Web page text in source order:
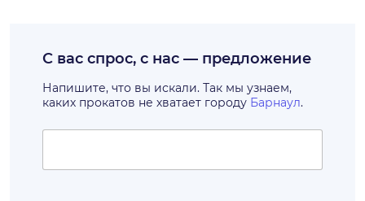
С вас спрос, с нас — предложение
Напишите, что вы искали. Так мы узнаем,
каких прокатов не хватает городу Барнаул.